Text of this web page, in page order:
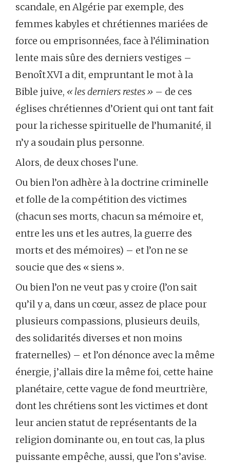
scandale, en Algérie par exemple, des
femmes kabyles et chrétiennes mariées de
force ou emprisonnées, face à l’élimination
lente mais sûre des derniers vestiges –
Benoît XVI a dit, empruntant le mot à la
Bible juive, « les derniers restes » – de ces
églises chrétiennes d’Orient qui ont tant fait
pour la richesse spirituelle de l’humanité, il
n’y a soudain plus personne.
Alors, de deux choses l’une.
Ou bien l’on adhère à la doctrine criminelle
et folle de la compétition des victimes
(chacun ses morts, chacun sa mémoire et,
entre les uns et les autres, la guerre des
morts et des mémoires) – et l’on ne se
soucie que des « siens ».
Ou bien l’on ne veut pas y croire (l’on sait
qu’il y a, dans un cœur, assez de place pour
plusieurs compassions, plusieurs deuils,
des solidarités diverses et non moins
fraternelles) – et l’on dénonce avec la même
énergie, j’allais dire la même foi, cette haine
planétaire, cette vague de fond meurtrière,
dont les chrétiens sont les victimes et dont
leur ancien statut de représentants de la
religion dominante ou, en tout cas, la plus
puissante empêche, aussi, que l’on s’avise.